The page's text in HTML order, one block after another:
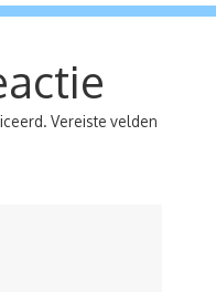
Vereiste velden